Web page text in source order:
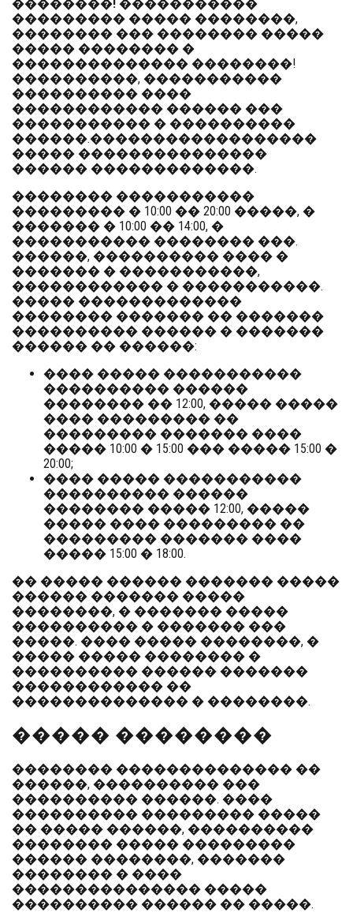
��������! �����������
��������� ����� ��������,
�������� ��� �������� �����
����� �������� �
�������������� ��������!
����������, �����������
���������� ����
������������ ������ ���
����������� � ����������
������.������������������
����� ���������������
������ �������������.
�������� �����������
��������� � 10:00 �� 20:00 �����, �
������� � 10:00 �� 14:00, �
����������� �������� ���.
������, ���������� ���� �
������� � �����������,
������������ � �����������.
����� �������������
�������� ������� �� �������
���������� ������ � �������
������ �� ������:
���� ����� �����������
���������� ������
�������� �� 12:00, ����� �����
���� ��������� ��
��������� ������� ����
����� 10:00 � 15:00 ��� ����� 15:00 �
20:00;
���� ����� �����������
���������� ������
�������� ����� 12:00, �����
����� ���� ��������� ��
��������� ������� ����
����� 15:00 � 18:00.
�� ����� ������ ������� �����
������ ������� �����
��������, � ������� �����
���������� � ������� ���
�����. ���� ����� ��������, �
����� ����� �������� �
���������� ������ �������
������������ ��
�������������� � ��������.
����� ��������
�������� �������������� ��
������, ���������� ���
���������� ������. ����
���������� ��������� �����
�� ����� ������, ����������
�������� ����� ���������
������ ��������, �������
�������� � ����
��������������� �����
���������� ������ �� �����.